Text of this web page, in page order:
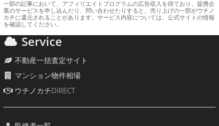
一部の記事において、アフィリエイトプログラムの広告収入を得ており、提携企
業のサービスを申し込んだり、問い合わせたりすると、売り上げの一部がウチノ
カチに還元されることがあります。サービス内容については、公式サイトの情報
を確認してください。
Service
不動産一括査定サイト
マンション物件相場
ウチノカチDIRECT